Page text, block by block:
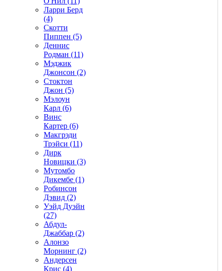
Ларри Берд
(4)
Скотти
Пиппен (5)
Деннис
Родман (11)
Мэджик
Джонсон (2)
Стоктон
Джон (5)
Мэлоун
Карл (6)
Винс
Картер (6)
Макгрэди
Трэйси (11)
Дирк
Новицки (3)
Мутомбо
Дикембе (1)
Робинсон
Дэвид (2)
Уэйд Дуэйн
(27)
Абдул-
Джаббар (2)
Алонзо
Морнинг (2)
Андерсен
Крис (4)